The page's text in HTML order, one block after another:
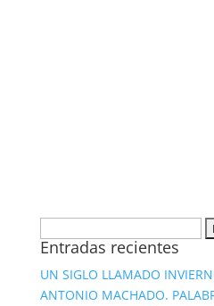
Entradas recientes
UN SIGLO LLAMADO
ANTONIO MACHADO.